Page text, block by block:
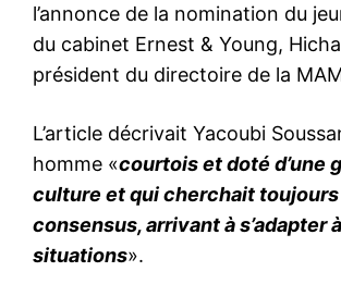
l’annonce de la nomination du
du cabinet Ernest & Young,
président du directoire de la
L’article décrivait Yacoubi
homme «courtois et doté d’une
culture et qui cherchait toujours
consensus, arrivant à s’adapter
situations».